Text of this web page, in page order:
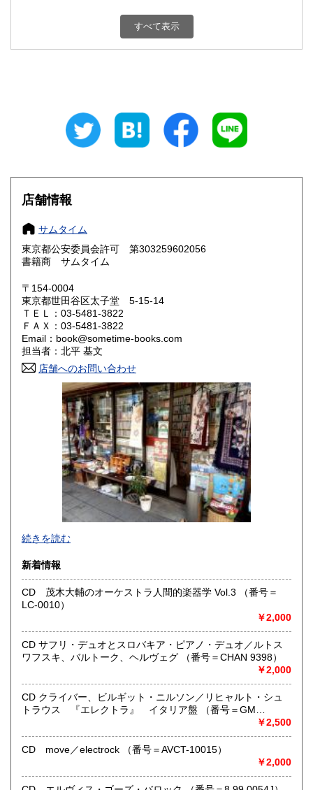
0円 富山県
0円 三重県
大阪府
奈良県
鳥取県 0円 島根県
岡山県
山口県
香川県 愛媛県
高知県 0円
0円 長崎県
0円 大分県
0円 鹿児島県
0円
すべて表示
店舗情報
サムタイム
東京都公安委員会許可 第303259602056
書籍商 サムタイム
〒154-0004
東京都世田谷区太子堂 5-15-14
ＴＥＬ：03-5481-3822
ＦＡＸ：03-5481-3822
Email：book@sometime-books.com
担当者：北平 基文
店舗へのお問い合わせ
●当店では国内送料は無料です。（特記されたものを除きま
す）。
ール、定形外郵便、
ネコポス、ヤマト宅急便などでお届けしています。
但し、お客様が配送方法をご指定になる場合又は、
後払いをご希望の場合は送料の実費をお支払い頂きます。
代引きをご希望の場合は代引き手数料及び送料の実費をお
支払い下さい。
●公費ご購入を承ります。 送料は実費をご負担下さい。 お
支払いは後払いが可能です。
※当店は【インボイス制度】の適格請求書発行事業者では
ございません。
●当店では迅速な発送を心掛けています。
ご送金、ご決済の確認が出来ましたら通常24時間以内にお
●商品の発送に際しては水濡れ対策等、丁寧な梱包を心掛けて
す。 ご容赦下さい。
続きを読む
新着情報
CD 茂木大輔のオーケストラ人間的楽器学 Vol.3 （番号＝
LC-0010）
￥2,000
CD サフリ・デュオとスロバキア・ピアノ・デュオ／ルトス
ワフスキ、バルトーク、ヘルヴェグ （番号＝CHAN 9398）
￥2,000
CD クライバー、ビルギット・ニルソン／リヒャルト・シュ
トラウス 『エレクトラ』 イタリア盤 （番号＝GM
￥2,500
CD move／electrock （番号＝AVCT-10015）
￥2,000